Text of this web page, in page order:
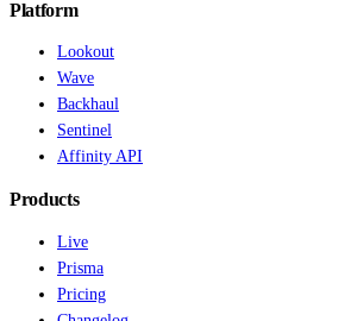
Platform
Lookout
Wave
Backhaul
Sentinel
Affinity API
Products
Live
Prisma
Pricing